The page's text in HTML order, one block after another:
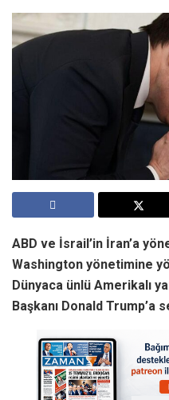
ABD ve İsrail’in İran’a
Washington yönetimine
Dünyaca ünlü Amerikalı
Başkanı Donald Trump’a